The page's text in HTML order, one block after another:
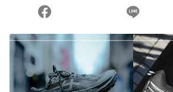
您當前剩餘 U 利點數：0點；前往